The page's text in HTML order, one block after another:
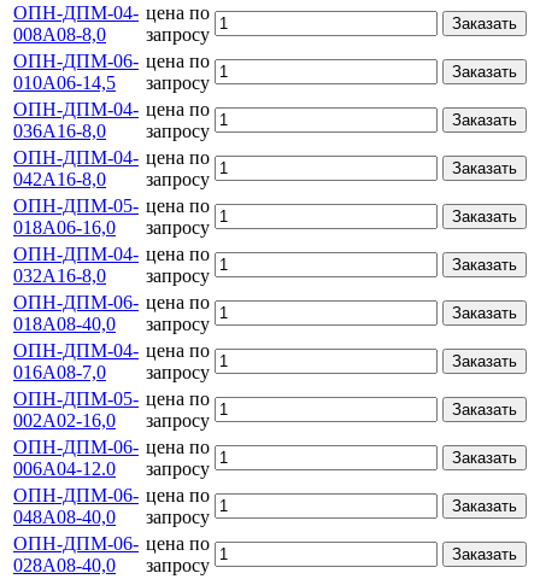
ОПН-ДПМ-04-
008А08-8,0
цена по
запросу
Заказать
ОПН-ДПМ-06-
010А06-14,5
цена по
запросу
Заказать
ОПН-ДПМ-04-
036А16-8,0
цена по
запросу
Заказать
ОПН-ДПМ-04-
042А16-8,0
цена по
запросу
Заказать
ОПН-ДПМ-05-
018А06-16,0
цена по
запросу
Заказать
ОПН-ДПМ-04-
032А16-8,0
цена по
запросу
Заказать
ОПН-ДПМ-06-
018А08-40,0
цена по
запросу
Заказать
ОПН-ДПМ-04-
016А08-7,0
цена по
запросу
Заказать
ОПН-ДПМ-05-
002А02-16,0
цена по
запросу
Заказать
ОПН-ДПМ-06-
006А04-12.0
цена по
запросу
Заказать
ОПН-ДПМ-06-
048А08-40,0
цена по
запросу
Заказать
ОПН-ДПМ-06-
028А08-40,0
цена по
запросу
Заказать